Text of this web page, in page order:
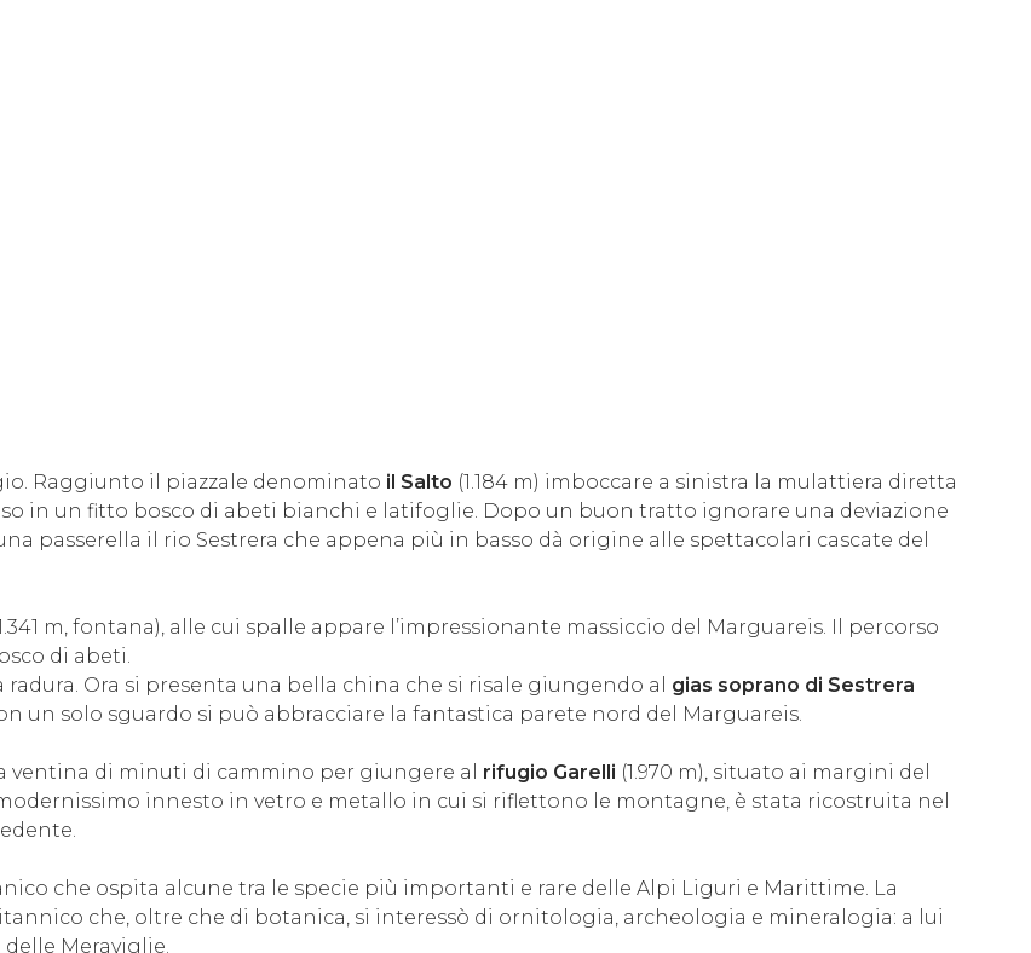
Raggiunto il piazzale denominato il Salto (1.184 m) imboccare a sinistra la mulattiera diretta
in un fitto bosco di abeti bianchi e latifoglie. Dopo un buon tratto ignorare una deviazione
passerella il rio Sestrera che appena più in basso dà origine alle spettacolari cascate del
m, fontana), alle cui spalle appare l’impressionante massiccio del Marguareis. Il percorso
di abeti.
Ora si presenta una bella china che si risale giungendo al gias soprano di Sestrera
un solo sguardo si può abbracciare la fantastica parete nord del Marguareis.
di minuti di cammino per giungere al rifugio Garelli (1.970 m), situato ai margini del
innesto in vetro e metallo in cui si riflettono le montagne, è stata ricostruita nel
che ospita alcune tra le specie più importanti e rare delle Alpi Liguri e Marittime. La
che, oltre che di botanica, si interessò di ornitologia, archeologia e mineralogia: a lui
Meraviglie.